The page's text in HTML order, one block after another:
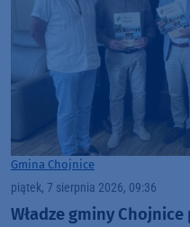
Gmina Chojnice
piątek, 7 sierpnia 2026, 09:36
Władze gminy